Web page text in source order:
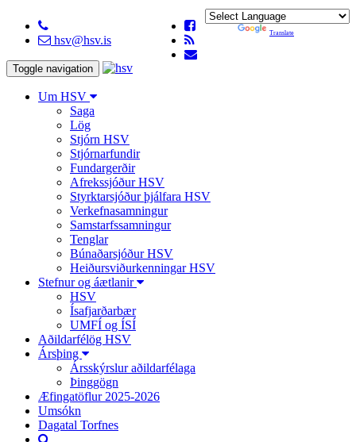
hsv@hsv.is
Translate
Toggle navigation
Um HSV
Saga
Lög
Stjórn HSV
Stjórnarfundir
Fundargerðir
Afrekssjóður HSV
Styrktarsjóður þjálfara HSV
Verkefnasamningur
Samstarfssamningur
Tenglar
Búnaðarsjóður HSV
Heiðursviðurkenningar HSV
Stefnur og áætlanir
HSV
Ísafjarðarbær
UMFÍ og ÍSÍ
Aðildarfélög HSV
Ársþing
Ársskýrslur aðildarfélaga
Þinggögn
Æfingatöflur 2025-2026
Umsókn
Dagatal Torfnes